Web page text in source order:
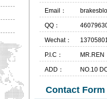
Email：
QQ：
Wechat：
P.I.C： MR.REN
ADD： NO.10
Contact Form